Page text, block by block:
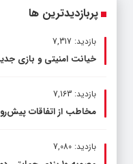
پربازدیدترین ها
بازدید: 7,317
خیانت امنیتی و بازی
بازدید: 7,163
مخاطب از اتفاقات
بازدید: 7,080